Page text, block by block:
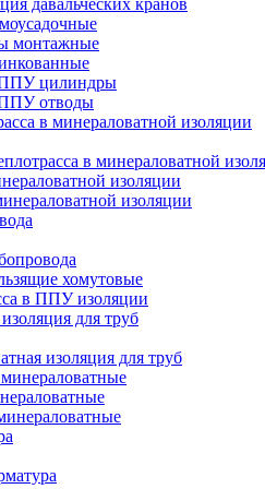
давальческих кранов
монтажные
цилиндры
отводы
в минераловатной изоляции
в минераловатной
изоляции
изоляции
хомутовые
в ППУ изоляции
для труб
изоляция для труб